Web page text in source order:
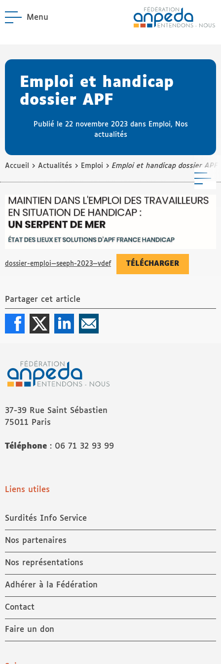
Menu
Emploi et handicap
dossier APF
Publié le 22 novembre 2023 dans Emploi,
Nos
actualités
Accueil › Actualités › Emploi › Emploi et handicap dossier APF
dossier-emploi—seeph-2023—vdef TÉLÉCHARGER
Partager cet article
37-39 Rue Saint Sébastien
75011 Paris
Téléphone : 06 71 32 93 99
Liens utiles
Surdités Info Service
Nos partenaires
Nos représentations
Adhérer à la Fédération
Contact
Faire un don